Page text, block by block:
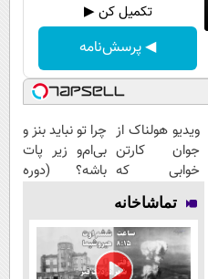
تکمیل کن ▶
◀ پرسش‌نامه
ویدیو هولناک از
جوان کارتن
خوابی که
میلیاردر شد.
آموزش رایگان
چرا تو نباید بنز و
بی‌ام‌و زیر پات
باشه؟ (دوره
تماشاخانه